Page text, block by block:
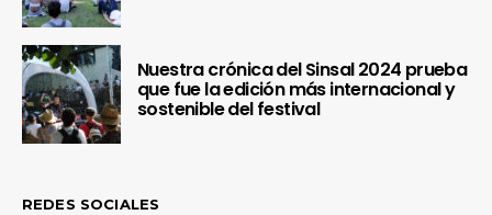
Nuestra crónica del Sinsal 2024 prueba
que fue la edición más internacional y
sostenible del festival
REDES SOCIALES